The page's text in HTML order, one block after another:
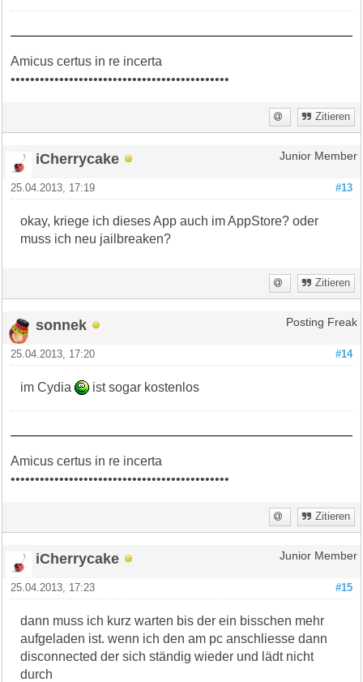
Amicus certus in re incerta
•••••••••••••••••••••••••••••••••••••••••••••
Zitieren
iCherrycake Junior Member
#13
25.04.2013, 17:19
okay, kriege ich dieses App auch im AppStore? oder
muss ich neu jailbreaken?
Zitieren
sonnek Posting Freak
#14
25.04.2013, 17:20
im Cydia ist sogar kostenlos
Amicus certus in re incerta
•••••••••••••••••••••••••••••••••••••••••••••
Zitieren
iCherrycake Junior Member
#15
25.04.2013, 17:23
dann muss ich kurz warten bis der ein bisschen mehr
aufgeladen ist. wenn ich den am pc anschliesse dann
disconnected der sich ständig wieder und lädt nicht
durch